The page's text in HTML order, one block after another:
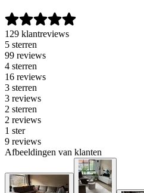
129 klantreviews
5 sterren
99 reviews
4 sterren
16 reviews
3 sterren
3 reviews
2 sterren
2 reviews
1 ster
9 reviews
Afbeeldingen van klanten